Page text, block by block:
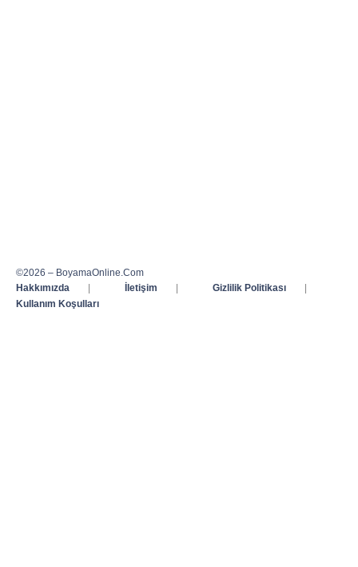
©2026 – BoyamaOnline.Com
Hakkımızda
| İletişim | Gizlilik Politikası
|
Kullanım Koşulları